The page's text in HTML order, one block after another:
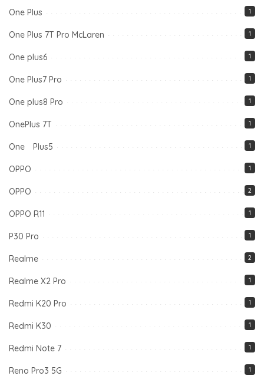
One Plus 1
One Plus 7T Pro McLaren 1
One plus6 1
One Plus7 Pro 1
One plus8 Pro 1
OnePlus 7T 1
One Plus5 1
OPPO 1
OPPO 2
OPPO R11 1
P30 Pro 1
Realme 2
Realme X2 Pro 1
Redmi K20 Pro 1
Redmi K30 1
Redmi Note 7 1
Reno Pro3 5G 1